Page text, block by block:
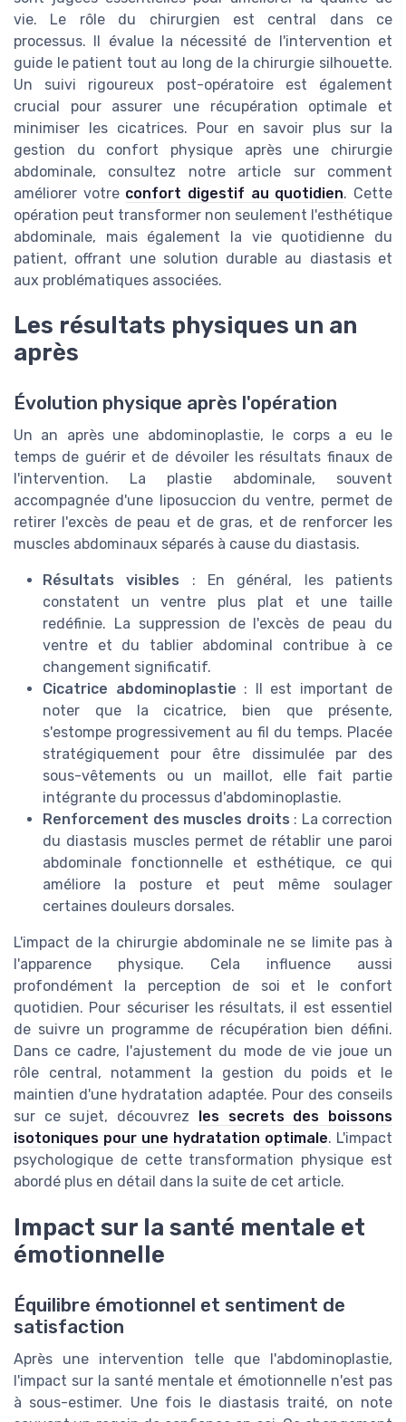
vie. Le rôle du chirurgien est central dans ce
processus. Il évalue la nécessité de l'intervention et
guide le patient tout au long de la chirurgie silhouette.
Un suivi rigoureux post-opératoire est également
crucial pour assurer une récupération optimale et
minimiser les cicatrices. Pour en savoir plus sur la
gestion du confort physique après une chirurgie
abdominale, consultez notre article sur comment
améliorer votre confort digestif au quotidien. Cette
opération peut transformer non seulement l'esthétique
abdominale, mais également la vie quotidienne du
patient, offrant une solution durable au diastasis et
aux problématiques associées.
Les résultats physiques un an
après
Évolution physique après l'opération
Un an après une abdominoplastie, le corps a eu le
temps de guérir et de dévoiler les résultats finaux de
l'intervention. La plastie abdominale, souvent
accompagnée d'une liposuccion du ventre, permet de
retirer l'excès de peau et de gras, et de renforcer les
muscles abdominaux séparés à cause du diastasis.
Résultats visibles : En général, les patients
constatent un ventre plus plat et une taille
redéfinie. La suppression de l'excès de peau du
ventre et du tablier abdominal contribue à ce
changement significatif.
Cicatrice abdominoplastie : Il est important de
noter que la cicatrice, bien que présente,
s'estompe progressivement au fil du temps. Placée
stratégiquement pour être dissimulée par des
sous-vêtements ou un maillot, elle fait partie
intégrante du processus d'abdominoplastie.
Renforcement des muscles droits : La correction
du diastasis muscles permet de rétablir une paroi
abdominale fonctionnelle et esthétique, ce qui
améliore la posture et peut même soulager
certaines douleurs dorsales.
L'impact de la chirurgie abdominale ne se limite pas à
l'apparence physique. Cela influence aussi
profondément la perception de soi et le confort
quotidien. Pour sécuriser les résultats, il est essentiel
de suivre un programme de récupération bien défini.
Dans ce cadre, l'ajustement du mode de vie joue un
rôle central, notamment la gestion du poids et le
maintien d'une hydratation adaptée. Pour des conseils
sur ce sujet, découvrez
les secrets des boissons
isotoniques pour une hydratation optimale. L'impact
psychologique de cette transformation physique est
abordé plus en détail dans la suite de cet article.
Impact sur la santé mentale et
émotionnelle
Équilibre émotionnel et sentiment de
satisfaction
Après une intervention telle que l'abdominoplastie,
l'impact sur la santé mentale et émotionnelle n'est pas
à sous-estimer. Une fois le diastasis traité, on note